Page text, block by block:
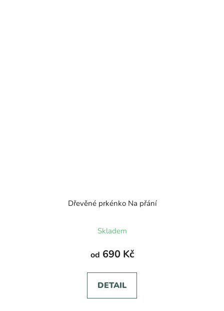
Dřevěné prkénko Na přání
Skladem
od 690 Kč
DETAIL